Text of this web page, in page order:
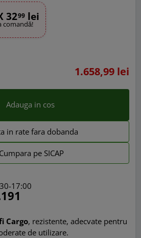
3299 lei
comandă!
1.658,99 lei
Adauga in cos
in rate fara dobanda
Cumpara pe SICAP
17:00
Cargo, rezistente, adecvate pentru
de utilizare.